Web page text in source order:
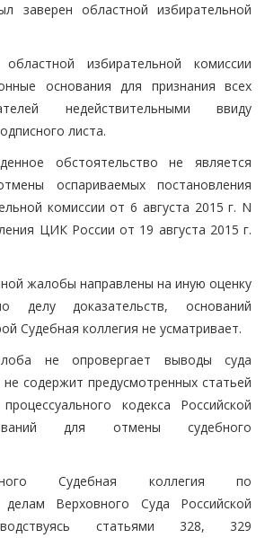
заверен областной избирательной
избирательной комиссии
основания для признания всех
недействительными ввиду
листа.
обстоятельство не является
оспариваемых постановления
комиссии от 6 августа 2015 г. N
ЦИК России от 19 августа 2015 г.
жалобы направлены на иную оценку
делу доказательств, оснований
Судебная коллегия не усматривает.
не опровергает выводы суда
содержит предусмотренных статьей
кодекса Российской
для отмены судебного
Судебная коллегия по
делам Верховного Суда Российской
статьями 328, 329